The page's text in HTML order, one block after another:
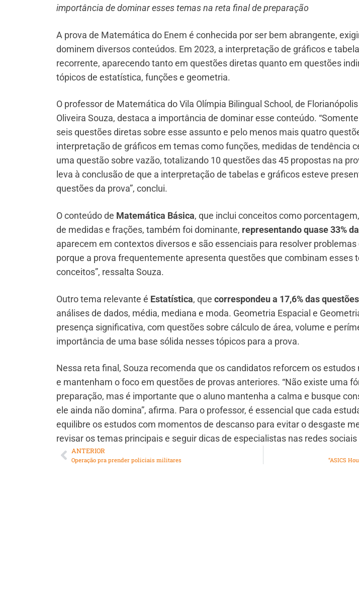
importância de dominar esses temas na reta final de preparação
A prova de Matemática do Enem é conhecida por ser bem abrangente,
dominem diversos conteúdos. Em 2023, a interpretação de gráficos e
recorrente, aparecendo tanto em questões diretas quanto em questões
tópicos de estatística, funções e geometria.
O professor de Matemática do Vila Olímpia Bilingual School, de
Oliveira Souza, destaca a importância de dominar esse conteúdo.
seis questões diretas sobre esse assunto e pelo menos mais quatro
interpretação de gráficos em temas como funções, medidas de tendência
uma questão sobre vazão, totalizando 10 questões das 45 propostas na
leva à conclusão de que a interpretação de tabelas e gráficos esteve
questões da prova”, conclui.
O conteúdo de Matemática Básica, que inclui conceitos como
de medidas e frações, também foi dominante, representando quase 33%
aparecem em contextos diversos e são essenciais para resolver
porque a prova frequentemente apresenta questões que combinam esses
conceitos”, ressalta Souza.
Outro tema relevante é Estatística, que correspondeu a 17,6% das
análises de dados, média, mediana e moda. Geometria Espacial e
presença significativa, com questões sobre cálculo de área, volume e
importância de uma base sólida nesses tópicos para a prova.
Nessa reta final, Souza recomenda que os candidatos reforcem os
e mantenham o foco em questões de provas anteriores. “Não existe uma
preparação, mas é importante que o aluno mantenha a calma e busque
ele ainda não domina”, afirma. Para o professor, é essencial que cada
equilibre os estudos com momentos de descanso para evitar o desgaste
revisar os temas principais e seguir dicas de especialistas nas redes
ANTERIOR
Operação pra prender policiais militares “ASICS